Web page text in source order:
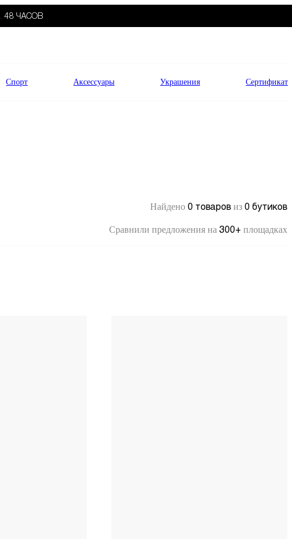
48 ЧАСОВ
Спорт Аксессуары Украшения Сертификат
Найдено 0 товаров из 0 бутиков
Сравнили предложения на 300+ площадках